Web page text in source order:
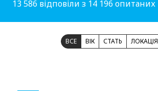
13 586 відповіли з 14 196 опитаних
ВСЕ ВІК СТАТЬ ЛОКАЦІЯ